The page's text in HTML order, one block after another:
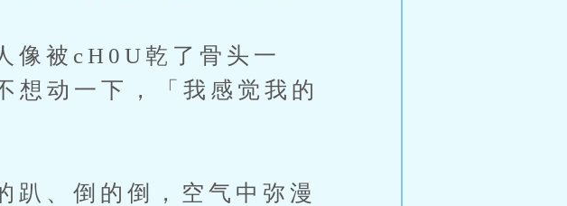
cH0U乾了骨头一
想动一下，「我感觉我的
、倒的倒，空气中弥漫